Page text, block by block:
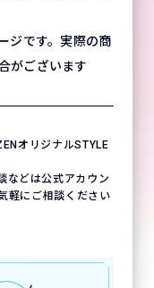
ジです。実際の商
がございます
オリジナルSTYLE
などは公式アカウン
軽にご相談ください